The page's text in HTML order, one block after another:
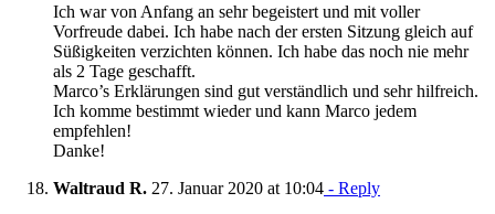
Ich war von Anfang an sehr begeistert und mit voller
Vorfreude dabei. Ich habe nach der ersten Sitzung gleich auf
Süßigkeiten verzichten können. Ich habe das noch nie mehr
als 2 Tage geschafft.
Marco’s Erklärungen sind gut verständlich und sehr hilfreich.
Ich komme bestimmt wieder und kann Marco jedem
empfehlen!
Danke!
Waltraud R. 27. Januar 2020 at 10:04 - Reply